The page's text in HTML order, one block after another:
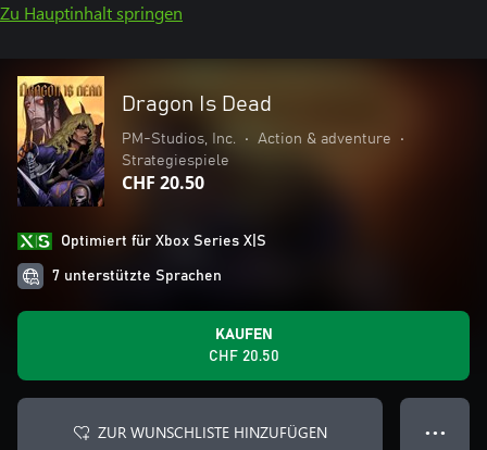
Zu Hauptinhalt springen
Dragon Is Dead
PM-Studios, Inc. • Action & adventure
•
Strategiespiele
CHF 20.50
Optimiert für Xbox Series X|S
7 unterstützte Sprachen
KAUFEN
CHF 20.50
ZUR WUNSCHLISTE HINZUFÜGEN ● ● ●